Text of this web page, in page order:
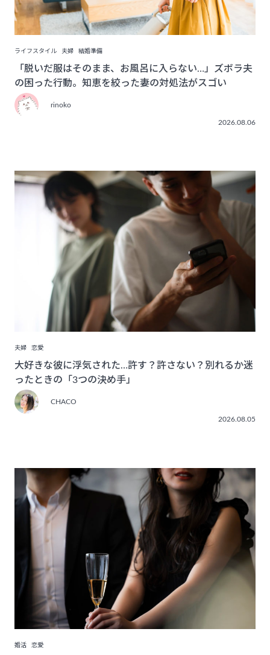
ライフスタイル 夫婦 結婚準備
「脱いだ服はそのまま、お風呂に入らない…」ズボラ夫
の困った行動。知恵を絞った妻の対処法がスゴい
rinoko
2026.08.06
夫婦 恋愛
大好きな彼に浮気された…許す？許さない？別れるか迷
ったときの「3つの決め手」
CHACO
2026.08.05
婚活 恋愛